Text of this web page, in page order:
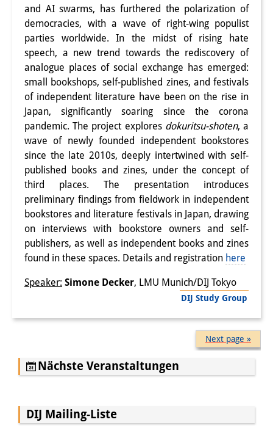
and AI swarms, has furthered the polarization of
democracies, with a wave of right-wing populist
parties worldwide. In the midst of rising hate
speech, a new trend towards the rediscovery of
analogue places of social exchange has emerged:
small bookshops, self-published zines, and festivals
of independent literature have been on the rise in
Japan, significantly soaring since the corona
pandemic. The project explores dokuritsu-shoten, a
wave of newly founded independent bookstores
since the late 2010s, deeply intertwined with self-
published books and zines, under the concept of
third places. The presentation introduces
preliminary findings from fieldwork in independent
bookstores and literature festivals in Japan, drawing
on interviews with bookstore owners and self-
publishers, as well as independent books and zines
found in these spaces. Details and registration here
Speaker: Simone Decker, LMU Munich/DIJ Tokyo
DIJ Study Group
Next page »
Nächste Veranstaltungen
DIJ Mailing-Liste